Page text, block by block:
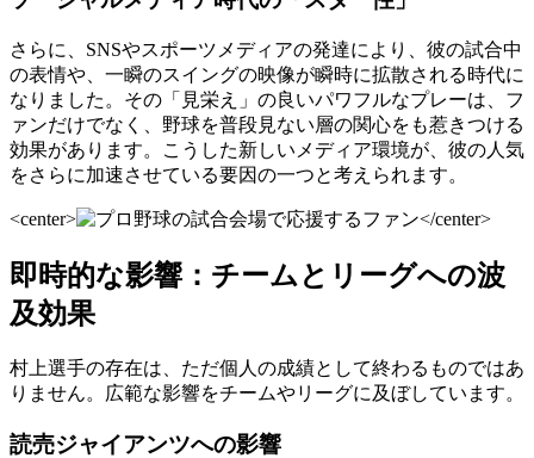
さらに、SNSやスポーツメディアの発達により、彼の試合中
の表情や、一瞬のスイングの映像が瞬時に拡散される時代に
なりました。その「見栄え」の良いパワフルなプレーは、フ
ァンだけでなく、野球を普段見ない層の関心をも惹きつける
効果があります。こうした新しいメディア環境が、彼の人気
をさらに加速させている要因の一つと考えられます。
<center> </center>
即時的な影響：チームとリーグへの波
及効果
村上選手の存在は、ただ個人の成績として終わるものではあ
りません。広範な影響をチームやリーグに及ぼしています。
読売ジャイアンツへの影響